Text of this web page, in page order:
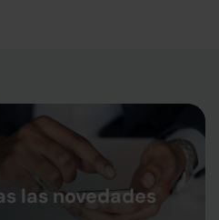
las novedades